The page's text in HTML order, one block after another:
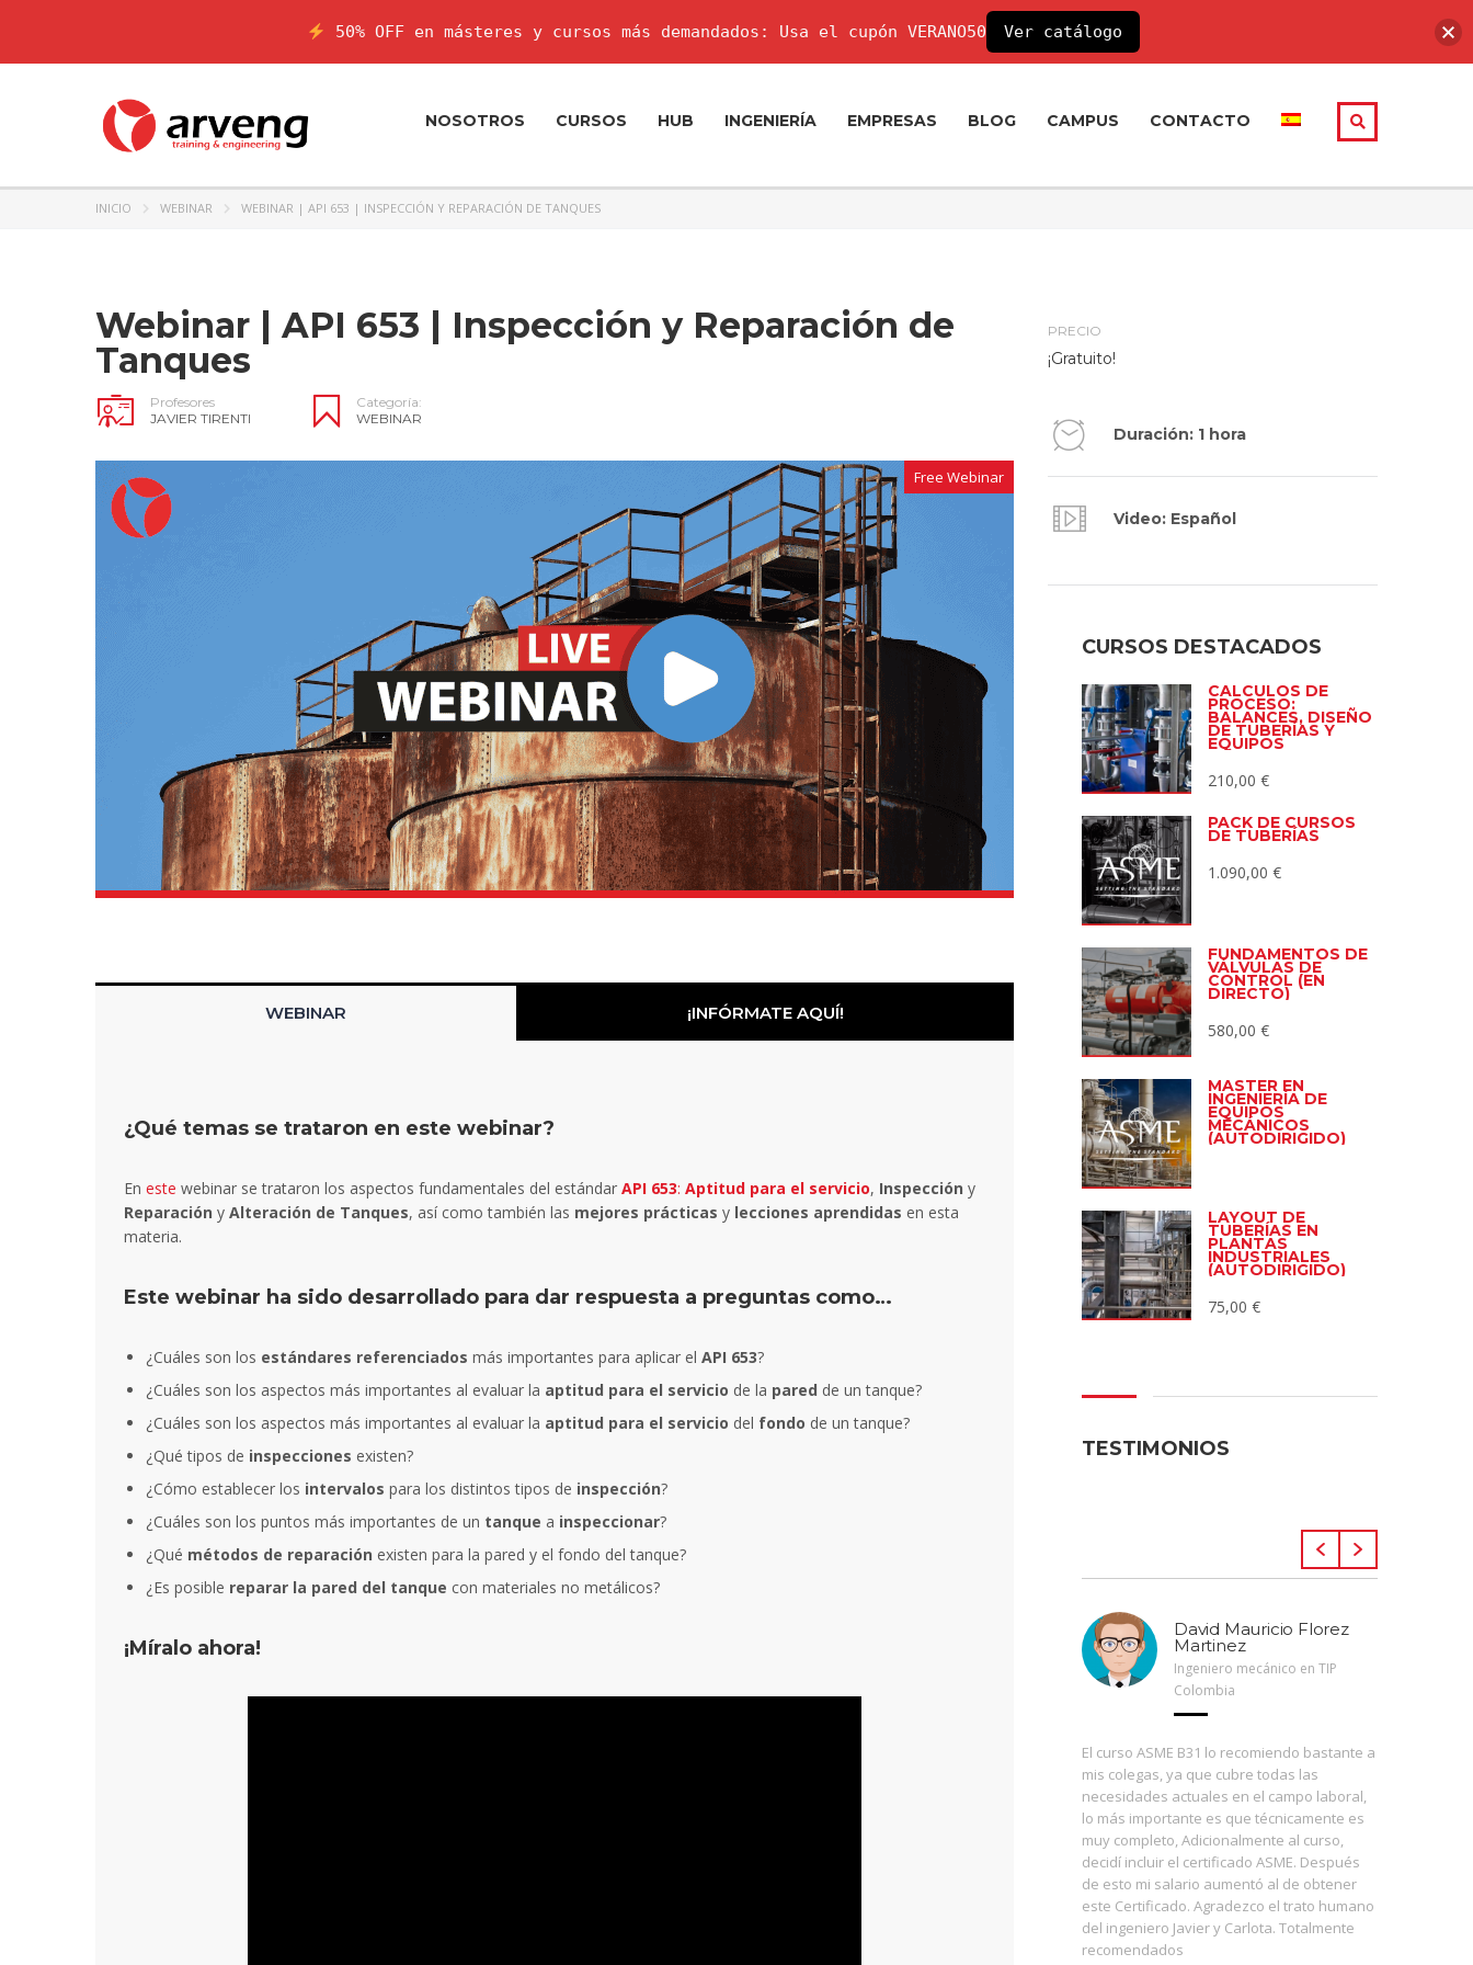
NOSOTROS CURSOS HUB INGENIERÍA EMPRESAS BLOG CAMPUS CONTACTO
INICIO WEBINAR WEBINAR | API 653 | INSPECCIÓN Y REPARACIÓN DE TANQUES
Webinar | API 653 | Inspección y Reparación de
Tanques
Profesores
JAVIER TIRENTI
Categoría:
WEBINAR
Free Webinar
WEBINAR ¡INFÓRMATE AQUÍ!
¿Qué temas se trataron en este webinar?
En este webinar se trataron los aspectos fundamentales del estándar API 653: Aptitud para el servicio, Inspección y
Reparación y Alteración de Tanques, así como también las mejores prácticas y lecciones aprendidas en esta
materia.
Este webinar ha sido desarrollado para dar respuesta a preguntas como…
¿Cuáles son los estándares referenciados más importantes para aplicar el API 653?
¿Cuáles son los aspectos más importantes al evaluar la aptitud para el servicio de la pared de un tanque?
¿Cuáles son los aspectos más importantes al evaluar la aptitud para el servicio del fondo de un tanque?
¿Qué tipos de inspecciones existen?
¿Cómo establecer los intervalos para los distintos tipos de inspección?
¿Cuáles son los puntos más importantes de un tanque a inspeccionar?
¿Qué métodos de reparación existen para la pared y el fondo del tanque?
¿Es posible reparar la pared del tanque con materiales no metálicos?
¡Míralo ahora!
PRECIO
¡Gratuito!
Duración: 1 hora
Video: Español
CURSOS DESTACADOS
CÁLCULOS DE
PROCESO:
BALANCES, DISEÑO
DE TUBERÍAS Y
EQUIPOS
210,00 €
PACK DE CURSOS
DE TUBERÍAS
1.090,00 €
FUNDAMENTOS DE
VÁLVULAS DE
CONTROL (EN
DIRECTO)
580,00 €
MÁSTER EN
INGENIERÍA DE
EQUIPOS
MECÁNICOS
(AUTODIRIGIDO)
LAYOUT DE
TUBERÍAS EN
PLANTAS
INDUSTRIALES
(AUTODIRIGIDO)
75,00 €
TESTIMONIOS
David Mauricio Florez
Martinez
Ingeniero mecánico en TIP
Colombia
El curso ASME B31 lo recomiendo bastante a
mis colegas, ya que cubre todas las
necesidades actuales en el campo laboral,
lo más importante es que técnicamente es
muy completo, Adicionalmente al curso,
decidí incluir el certificado ASME. Después
de esto mi salario aumentó al de obtener
este Certificado. Agradezco el trato humano
del ingeniero Javier y Carlota. Totalmente
recomendados
50% OFF en másteres y cursos más demandados: Usa el cupón VERANO50 Ver catálogo